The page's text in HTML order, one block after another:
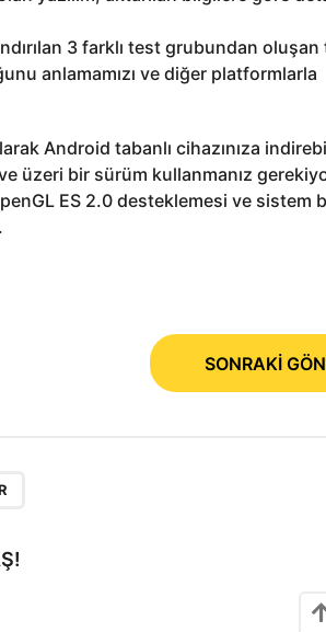
3 farklı test grubundan oluşan
anlamamızı ve diğer platformlarla
Android tabanlı cihazınıza
üzeri bir sürüm kullanmanız
ES 2.0 desteklemesi ve sistem
SONRAKİ